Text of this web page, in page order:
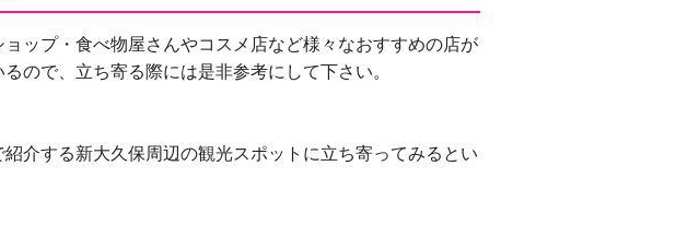
ップ・食べ物屋さんやコスメ店など様々なおすすめの店が
ので、立ち寄る際には是非参考にして下さい。
介する新大久保周辺の観光スポットに立ち寄ってみるとい